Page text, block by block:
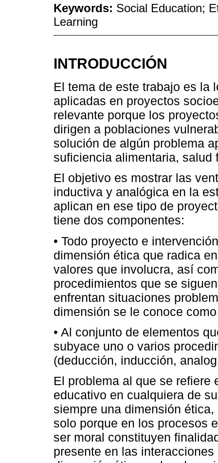
Keywords: Social Education;
Learning
INTRODUCCIÓN
El tema de este trabajo es la
aplicadas en proyectos
relevante porque los
dirigen a poblaciones
solución de algún problema
suficiencia alimentaria,
El objetivo es mostrar las
inductiva y analógica en la
aplican en ese tipo de
tiene dos componentes:
• Todo proyecto e
dimensión ética que radica
valores que involucra, así
procedimientos que se
enfrentan situaciones
dimensión se le conoce como
• Al conjunto de elementos
subyace uno o varios
(deducción, inducción,
El problema al que se refiere
educativo en cualquiera de
siempre una dimensión
solo porque en los procesos
ser moral constituyen
presente en las